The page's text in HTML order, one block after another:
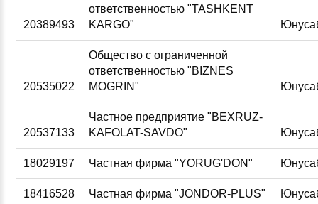
20389493
ответственностью "TASHKENT
KARGO"
20535022
Общество с ограниченной
ответственностью "BIZNES
MOGRIN"
20537133
Частное предприятие "BEXRUZ-
KAFOLAT-SAVDO"
18029197 Частная фирма "YORUG'DON"
18416528 Частная фирма "JONDOR-PLUS"